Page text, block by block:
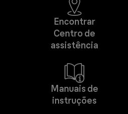
Encontrar
Centro de
assistência
Manuais de
instruções